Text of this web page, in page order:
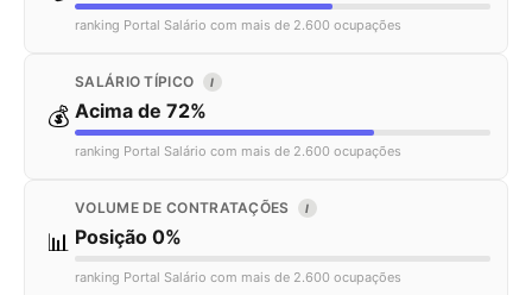
ranking Portal Salário com mais de 2.600 ocupações
💰
SALÁRIO TÍPICO I
Acima de 72%
ranking Portal Salário com mais de 2.600 ocupações
📊
VOLUME DE CONTRATAÇÕES I
Posição 0%
ranking Portal Salário com mais de 2.600 ocupações